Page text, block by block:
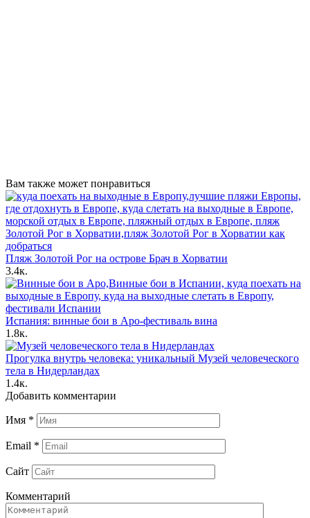
Вам также может понравиться
Пляж Золотой Рог на острове Брач в Хорватии
3.4к.
Испания: винные бои в Аро-фестиваль вина
1.8к.
Прогулка внутрь человека: уникальный Музей человеческого
тела в Нидерландах
1.4к.
Добавить комментарии
Имя *
Email *
Сайт
Комментарий